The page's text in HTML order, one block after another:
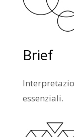
Brief
essenziali.